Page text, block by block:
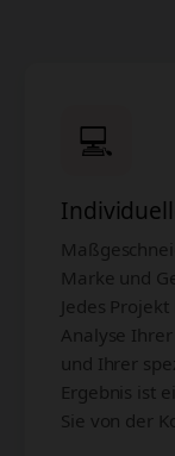
💻
Marke und
Jedes
Analyse
und Ihrer
Ergebnis ist
Sie von der